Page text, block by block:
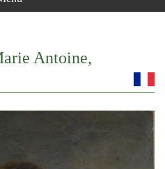
Antoine,